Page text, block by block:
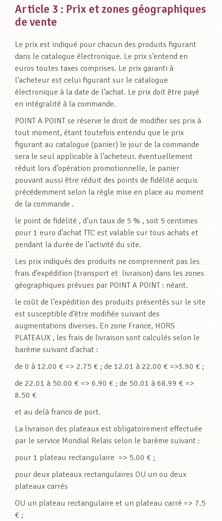
Article 3 : Prix et zones géographiques
de vente
Le prix est indiqué pour chacun des produits figurant
dans le catalogue électronique. Le prix s’entend en
euros toutes taxes comprises. Le prix garanti à
l’acheteur est celui figurant sur le catalogue
électronique à la date de l’achat. Le prix doit être payé
en intégralité à la commande.
POINT A POINT se réserve le droit de modifier ses prix à
tout moment, étant toutefois entendu que le prix
figurant au catalogue (panier) le jour de la commande
sera le seul applicable à l’acheteur. éventuellement
réduit lors d’opération promotionnelle, le panier
pouvant aussi être réduit des points de fidélité acquis
précédemment selon la règle mise en place au moment
de la commande .
le point de fidélité , d’un taux de 5 % , soit 5 centimes
pour 1 euro d’achat TTC est valable sur tous achats et
pendant la durée de l’activité du site.
Les prix indiqués des produits ne comprennent pas les
frais d’expédition (transport et livraison) dans les zones
géographiques prévues par POINT A POINT : néant.
le coût de l’expédition des produits présentés sur le site
est susceptible d’être modifiée suivant des
augmentations diverses. En zone France, HORS
PLATEAUX , les frais de livraison sont calculés selon le
barème suivant d’achat :
de 0 à 12.00 € => 2.75 € ; de 12.01 à 22.00 € =>3.90 € ;
de 22.01 à 50.00 € => 6.90 € ; de 50.01 à 68.99 € =>
8.50 €
et au delà franco de port.
La livraison des plateaux est obligatoirement effectuée
par le service Mondial Relais selon le barème suivant :
pour 1 plateau rectangulaire => 5.00 € ;
pour deux plateaux rectangulaires OU un ou deux
plateaux carrés
OU un plateau rectangulaire et un plateau carré => 7.5
€ ;